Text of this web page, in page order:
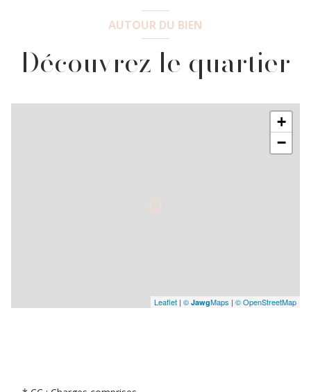
AUTOUR DU BIEN
Découvrez le quartier
+
−
Leaflet | © JawgMaps | © OpenStreetMap